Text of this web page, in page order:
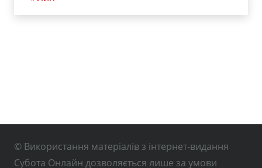
© Використання матеріалів з інтернет-видання
Субота Онлайн дозволяється лише за умови